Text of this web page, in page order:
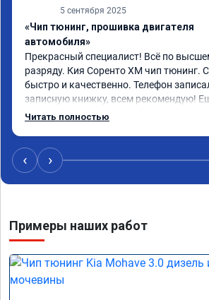
5 сентября 2025
«Чип тюнинг, прошивка двигателя
автомобиля»
Прекрасный специалист! Всё по
разряду. Кия Соренто XM чип тюнинг.
быстро и качественно. Телефон
записную книжку, всем рекомендую!
поеду в ближайшее дни брата Мазду 6
Читать полностью
‹ ›
Примеры наших работ